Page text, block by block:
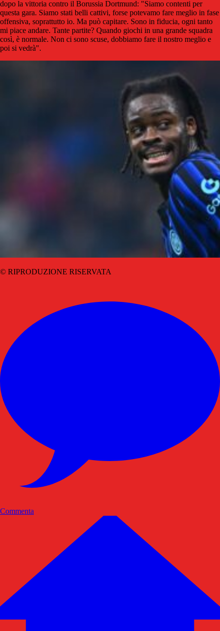
dopo la vittoria contro il Borussia Dortmund: "Siamo contenti per
questa gara. Siamo stati belli cattivi, forse potevamo fare meglio in fase
offensiva, soprattutto io. Ma può capitare. Sono in fiducia, ogni tanto
mi piace andare. Tante partite? Quando giochi in una grande squadra
così, è normale. Non ci sono scuse, dobbiamo fare il nostro meglio e
poi si vedrà".
© RIPRODUZIONE RISERVATA
Commenta